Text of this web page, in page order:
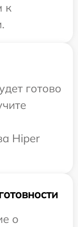
к
готово
Hiper
о